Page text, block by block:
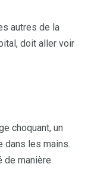
autres de la
doit aller voir
choquant, un
dans les mains.
de manière